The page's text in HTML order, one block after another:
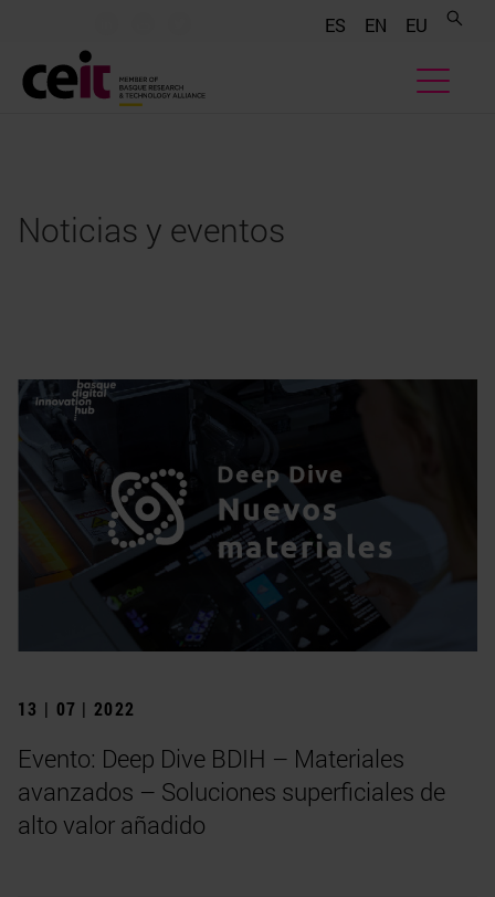
ES EN EU
Noticias y eventos
13 | 07 | 2022
Evento: Deep Dive BDIH – Materiales
avanzados – Soluciones superficiales de
alto valor añadido